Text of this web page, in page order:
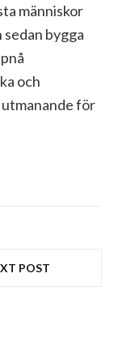
människor
bygga
och
för
POST